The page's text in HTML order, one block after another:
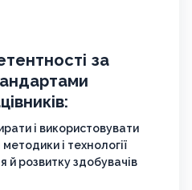
за
і використовувати
і технології
й розвитку здобувачів